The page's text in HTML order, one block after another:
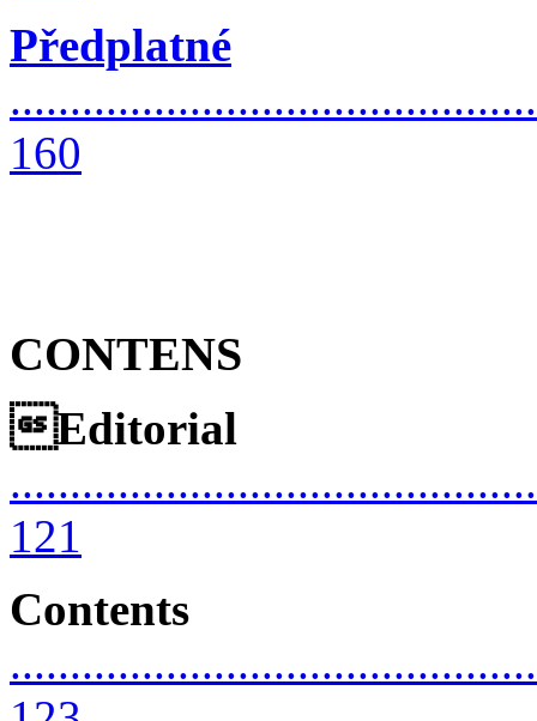
Předplatné
160
CONTENS
Editorial
121
Contents